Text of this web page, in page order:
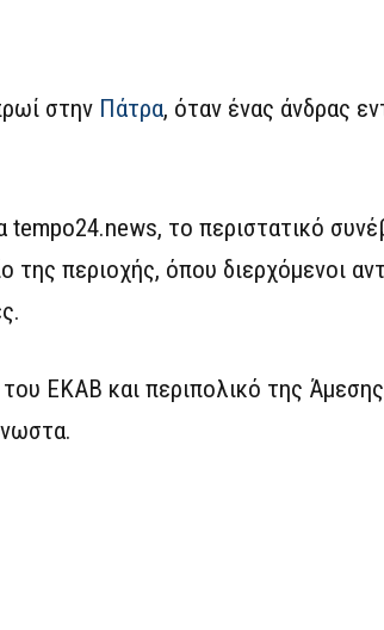
στην Πάτρα, όταν ένας άνδρας
το περιστατικό
της περιοχής, όπου διερχόμενοι
ΕΚΑΒ και περιπολικό της